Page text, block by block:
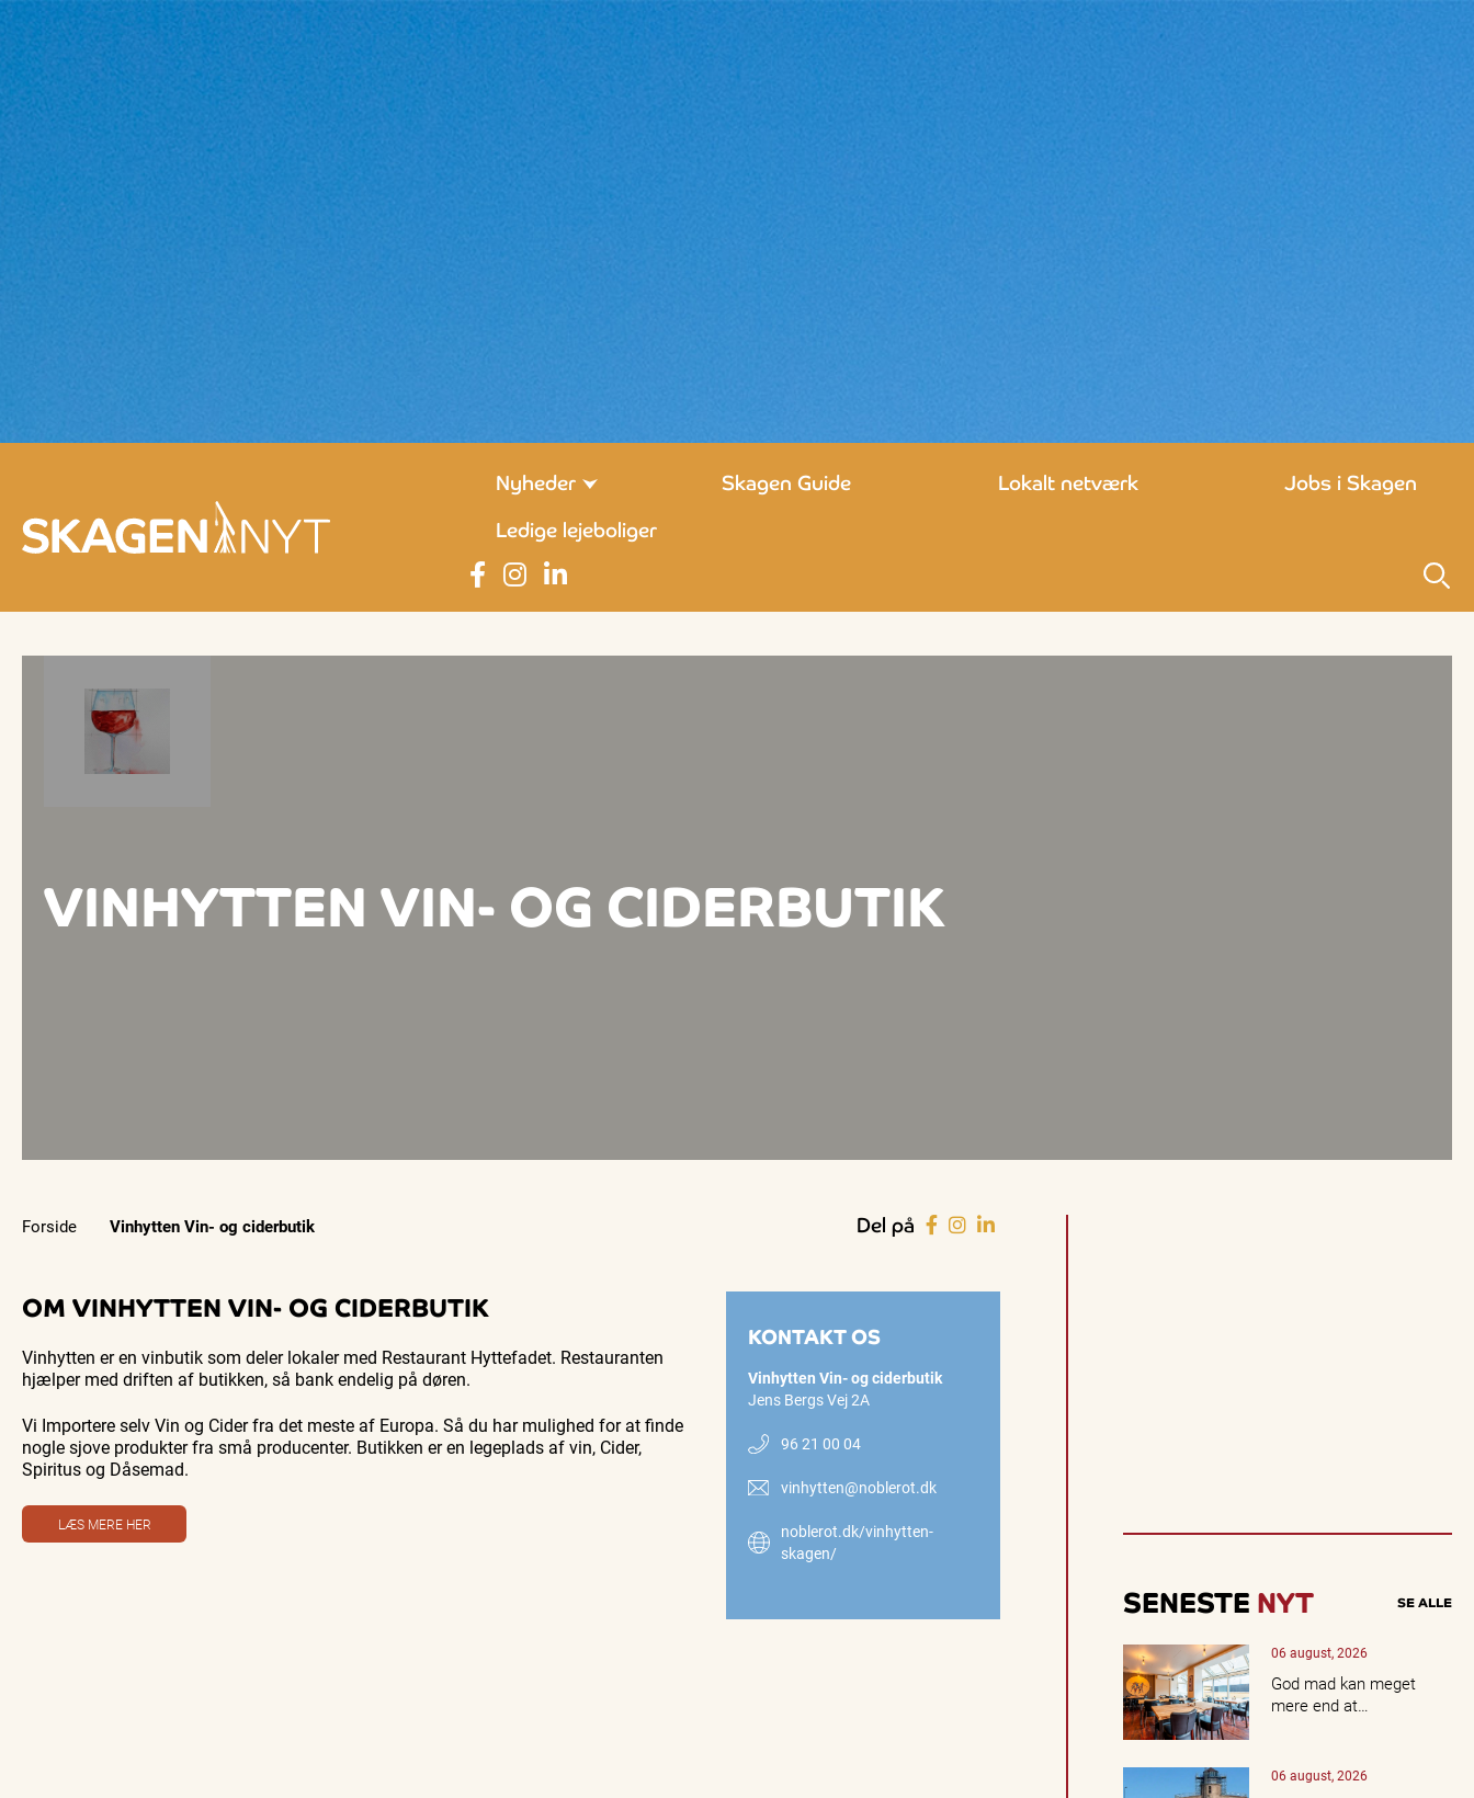
Nyheder Skagen Guide Lokalt netværk
Jobs i Skagen
Ledige lejeboliger
VINHYTTEN VIN- OG CIDERBUTIK
Forside Vinhytten Vin- og ciderbutik Del på
OM VINHYTTEN VIN- OG CIDERBUTIK
Vinhytten er en vinbutik som deler lokaler med Restaurant Hyttefadet. Restauranten
hjælper med driften af butikken, så bank endelig på døren.
Vi Importere selv Vin og Cider fra det meste af Europa. Så du har mulighed for at finde
nogle sjove produkter fra små producenter. Butikken er en legeplads af vin, Cider,
Spiritus og Dåsemad.
LÆS MERE HER
KONTAKT OS
Vinhytten Vin- og ciderbutik
Jens Bergs Vej 2A
96 21 00 04
vinhytten@noblerot.dk
noblerot.dk/vinhytten-
skagen/
SENESTE NYT SE ALLE
06 august, 2026
God mad kan meget
mere end at…
06 august, 2026